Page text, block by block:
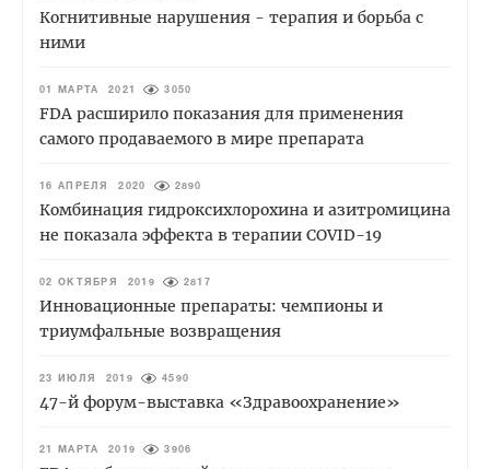
Когнитивные нарушения - терапия и борьба с
ними
01 МАРТА 2021 3050
FDA расширило показания для применения
самого продаваемого в мире препарата
16 АПРЕЛЯ 2020 2890
Комбинация гидроксихлорохина и азитромицина
не показала эффекта в терапии COVID-19
02 ОКТЯБРЯ 2019 2817
Инновационные препараты: чемпионы и
триумфальные возвращения
23 ИЮЛЯ 2019 4590
47-й форум-выставка «Здравоохранение»
21 МАРТА 2019 3906